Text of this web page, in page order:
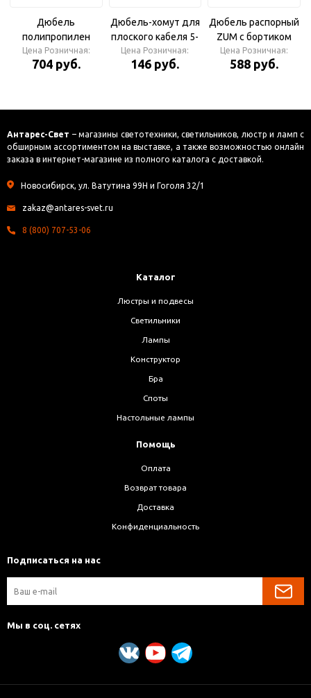
Дюбель
полипропилен
трехсегментный
6*51 (1000 шт. в
Цена Розничная:
704 руб.
Дюбель-хомут для
плоского кабеля 5-
8мм нейлон белый
(100)
Цена Розничная:
146 руб.
Дюбель распорный
ZUM с бортиком
Цена Розничная:
588 руб.
Антарес-Свет – магазины светотехники, светильников, люстр и ламп с
обширным ассортиментом на выставке, а также возможностью онлайн
заказа в интернет-магазине из полного каталога с доставкой.
Новосибирск, ул. Ватутина 99Н и Гоголя 32/1
zakaz@antares-svet.ru
8 (800) 707-53-06
Каталог
Люстры и подвесы
Светильники
Лампы
Конструктор
Бра
Споты
Настольные лампы
Помощь
Оплата
Возврат товара
Доставка
Конфиденциальность
Подписаться на нас
Мы в соц. сетях